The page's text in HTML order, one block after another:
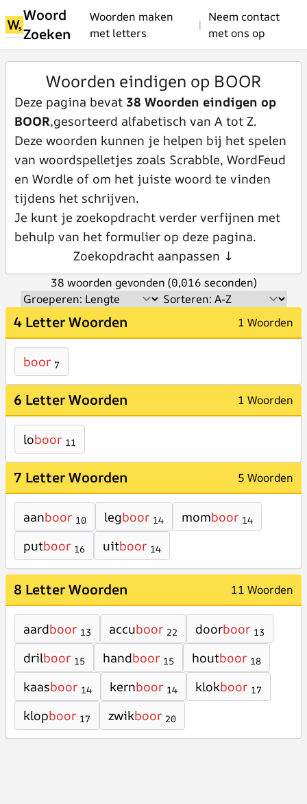
Woord
Zoeken
Woorden maken
met letters
|
Neem contact
met ons op
Woorden eindigen op BOOR
Deze pagina bevat 38 Woorden eindigen op
BOOR,gesorteerd alfabetisch van A tot Z.
Deze woorden kunnen je helpen bij het spelen
van woordspelletjes zoals Scrabble, WordFeud
en Wordle of om het juiste woord te vinden
tijdens het schrijven.
Je kunt je zoekopdracht verder verfijnen met
behulp van het formulier op deze pagina.
Zoekopdracht aanpassen ↓
38 woorden gevonden (0,016 seconden)
4 Letter Woorden 1 Woorden
boor 7
6 Letter Woorden 1 Woorden
loboor 11
7 Letter Woorden 5 Woorden
aanboor 10 legboor 14 momboor 14
putboor 16 uitboor 14
8 Letter Woorden 11 Woorden
aardboor 13 accuboor 22 doorboor 13
drilboor 15 handboor 15 houtboor 18
kaasboor 14 kernboor 14 klokboor 17
klopboor 17 zwikboor 20